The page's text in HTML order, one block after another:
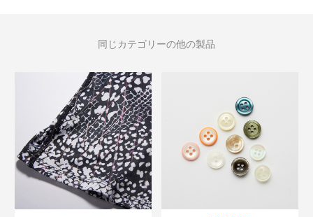
同じカテゴリーの他の製品